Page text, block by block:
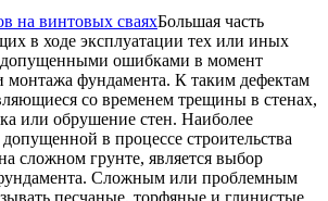
Большая часть
в ходе эксплуатации тех или иных
допущенными ошибками в момент
монтажа фундамента. К таким дефектам
со временем трещины в стенах,
или обрушение стен. Наиболее
в процессе строительства
сложном грунте, является выбор
Сложным или проблемным